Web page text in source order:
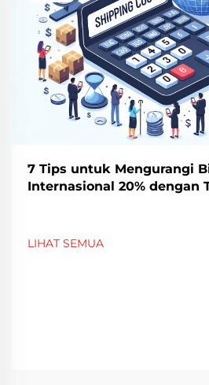
7 Tips untuk Mengurangi
Internasional 20% dengan
LIHAT SEMUA